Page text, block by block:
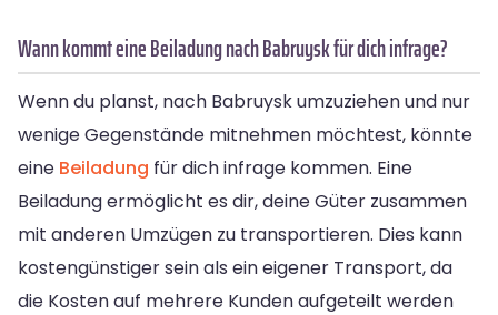
Wann kommt eine Beiladung nach Babruysk für dich infrage?
Wenn du planst, nach Babruysk umzuziehen und nur
wenige Gegenstände mitnehmen möchtest, könnte
eine Beiladung für dich infrage kommen. Eine
Beiladung ermöglicht es dir, deine Güter zusammen
mit anderen Umzügen zu transportieren. Dies kann
kostengünstiger sein als ein eigener Transport, da
die Kosten auf mehrere Kunden aufgeteilt werden